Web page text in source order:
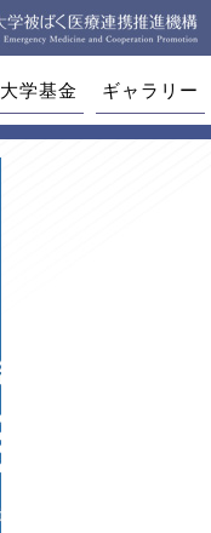
大学基金 ギャラリー